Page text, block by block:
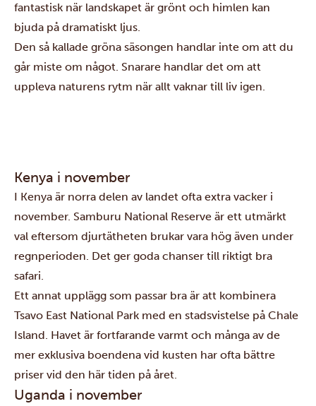
fantastisk när landskapet är grönt och himlen kan
bjuda på dramatiskt ljus.
Den så kallade gröna säsongen handlar inte om att du
går miste om något. Snarare handlar det om att
uppleva naturens rytm när allt vaknar till liv igen.
Kenya i november
I Kenya är norra delen av landet ofta extra vacker i
november. Samburu National Reserve är ett utmärkt
val eftersom djurtätheten brukar vara hög även under
regnperioden. Det ger goda chanser till riktigt bra
safari.
Ett annat upplägg som passar bra är att kombinera
Tsavo East National Park med en stadsvistelse på Chale
Island. Havet är fortfarande varmt och många av de
mer exklusiva boendena vid kusten har ofta bättre
priser vid den här tiden på året.
Uganda i november